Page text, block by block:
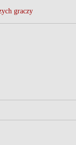
graczy